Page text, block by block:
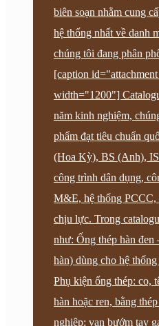
biên soạn nhằm cung
hệ thống nhất về danh
chúng tôi đang phân
[caption
width="1200"]
năm kinh nghiệm,
phẩm đạt tiêu chuẩn
(Hoa Kỳ), BS (Anh),
công trình dân dụng,
M&E, hệ thống PCCC,
chịu lực. Trong
như: Ống thép hàn đen
hàn) dùng cho hệ
Phụ kiện ống thép: co,
hàn hoặc ren, bằng
nghiệp: van bướm tay